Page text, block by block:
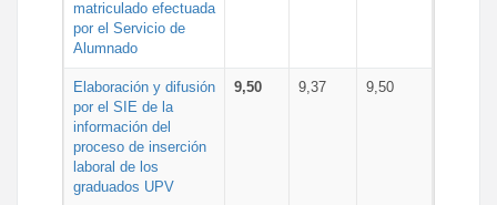
matriculado efectuada
por el Servicio de
Alumnado
Elaboración y difusión
por el SIE de la
información del
proceso de inserción
laboral de los
graduados UPV
9,50 9,37 9,50